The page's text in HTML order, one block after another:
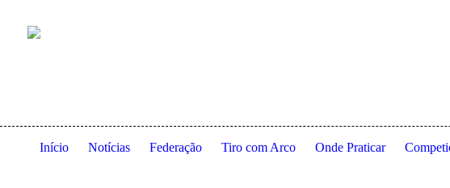
Início Notícias Federação Tiro com Arco Onde Praticar